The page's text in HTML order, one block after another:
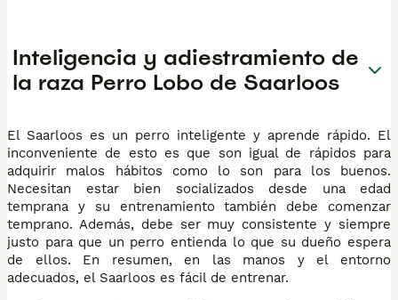
Inteligencia y adiestramiento de
la raza Perro Lobo de Saarloos
El Saarloos es un perro inteligente y aprende rápido. El
inconveniente de esto es que son igual de rápidos para
adquirir malos hábitos como lo son para los buenos.
Necesitan estar bien socializados desde una edad
temprana y su entrenamiento también debe comenzar
temprano. Además, debe ser muy consistente y siempre
justo para que un perro entienda lo que su dueño espera
de ellos. En resumen, en las manos y el entorno
adecuados, el Saarloos es fácil de entrenar.